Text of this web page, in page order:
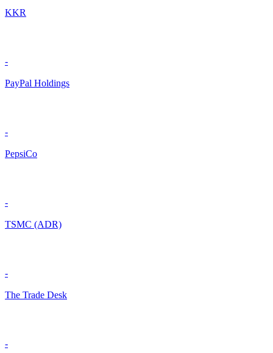
KKR
-
PayPal Holdings
-
PepsiCo
-
TSMC (ADR)
-
The Trade Desk
-